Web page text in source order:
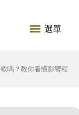
選單
嗎？教你看懂影響程